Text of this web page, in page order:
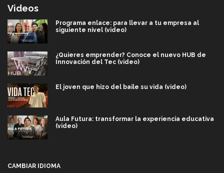
Videos
Programa enlace: para llevar a tu empresa al
siguiente nivel (video)
¿Quieres emprender? Conoce el nuevo HUB de
Innovación del Tec (video)
El joven que hizo del baile su vida (video)
Aula Futura: transformar la experiencia educativa
(video)
CAMBIAR IDIOMA